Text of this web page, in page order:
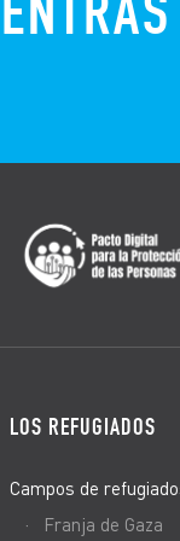
LOS REFUGIADOS
Campos de
Franja de Gaza